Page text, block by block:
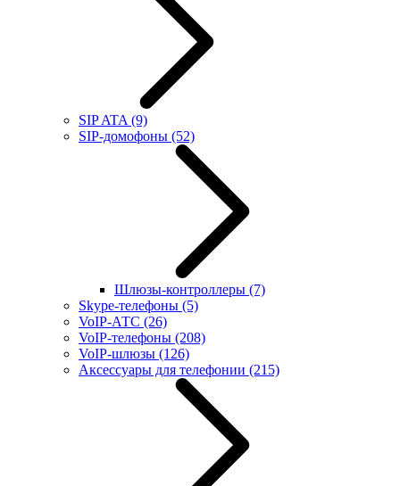
SIP ATA (9)
SIP-домофоны (52)
Шлюзы-контроллеры (7)
Skype-телефоны (5)
VoIP-АТС (26)
VoIP-телефоны (208)
VoIP-шлюзы (126)
Аксессуары для телефонии (215)